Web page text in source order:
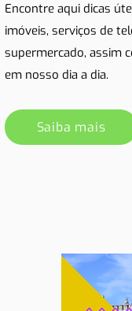
Encontre aqui dicas
imóveis, serviços de
supermercado, assim
em nosso dia a dia.
Saiba mais